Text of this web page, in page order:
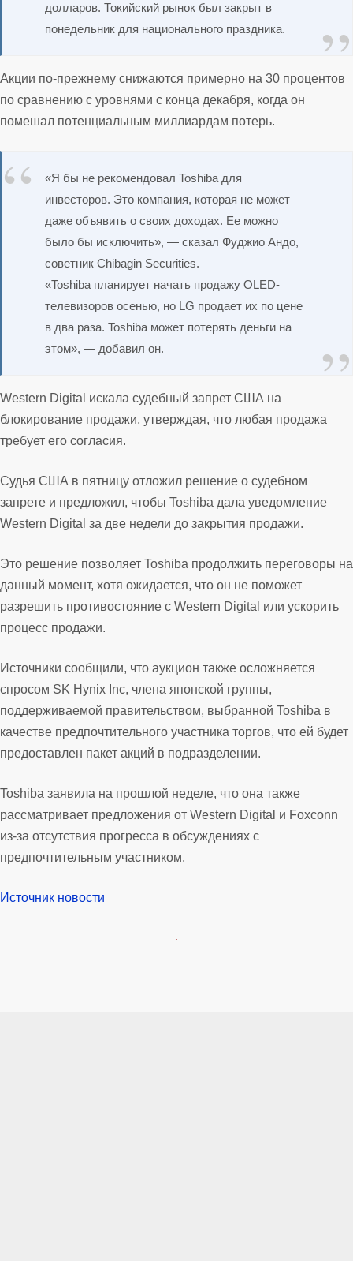
долларов. Токийский рынок был закрыт в
понедельник для национального праздника.
Акции по-прежнему снижаются примерно на 30 процентов
по сравнению с уровнями с конца декабря, когда он
помешал потенциальным миллиардам потерь.
«Я бы не рекомендовал Toshiba для
инвесторов. Это компания, которая не может
даже объявить о своих доходах. Ее можно
было бы исключить», — сказал Фуджио Андо,
советник Chibagin Securities.
«Toshiba планирует начать продажу OLED-
телевизоров осенью, но LG продает их по цене
в два раза. Toshiba может потерять деньги на
этом», — добавил он.
Western Digital искала судебный запрет США на
блокирование продажи, утверждая, что любая продажа
требует его согласия.
Судья США в пятницу отложил решение о судебном
запрете и предложил, чтобы Toshiba дала уведомление
Western Digital за две недели до закрытия продажи.
Это решение позволяет Toshiba продолжить переговоры на
данный момент, хотя ожидается, что он не поможет
разрешить противостояние с Western Digital или ускорить
процесс продажи.
Источники сообщили, что аукцион также осложняется
спросом SK Hynix Inc, члена японской группы,
поддерживаемой правительством, выбранной Toshiba в
качестве предпочтительного участника торгов, что ей будет
предоставлен пакет акций в подразделении.
Toshiba заявила на прошлой неделе, что она также
рассматривает предложения от Western Digital и Foxconn
из-за отсутствия прогресса в обсуждениях с
предпочтительным участником.
Источник новости